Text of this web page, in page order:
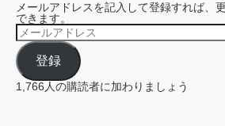
メールアドレスを記入して登録すれば、
できます。
メ
ー
ル
ア
ド
レ
ス
登録
1,766人の購読者に加わりましょう